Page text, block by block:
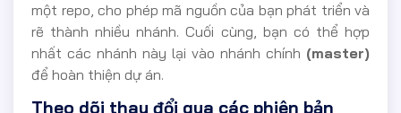
một repo, cho phép mã nguồn của bạn phát triển và
rẽ thành nhiều nhánh. Cuối cùng, bạn có thể hợp
nhất các nhánh này lại vào nhánh chính (master)
để hoàn thiện dự án.
Theo dõi thay đổi qua các phiên bản